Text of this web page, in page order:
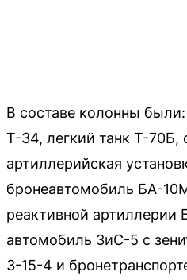
В составе колонны
Т-34, легкий танк Т-70Б,
артиллерийская
бронеавтомобиль БА-
реактивной артиллерии
автомобиль ЗиС-5 с
З-15-4 и